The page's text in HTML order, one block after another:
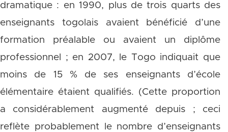
dramatique : en 1990, plus de trois quarts des
enseignants togolais avaient bénéficié d’une
formation préalable ou avaient un diplôme
professionnel ; en 2007, le Togo indiquait que
moins de 15 % de ses enseignants d’école
élémentaire étaient qualifiés. (Cette proportion
a considérablement augmenté depuis ; ceci
reflète probablement le nombre d’enseignants